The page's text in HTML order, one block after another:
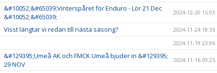
&#10052;&#65039;Vinterspåret för Enduro - Lör 21 Dec
&#10052;&#65039;
2024-12-20 15:03
Visst längtar vi redan till nästa säsong?
2024-11-24 18:35
2024-11-19 23:06
&#129395;Umeå AK och FMCK Umeå bjuder in &#129395;
29 NOV
2024-11-16 09:25